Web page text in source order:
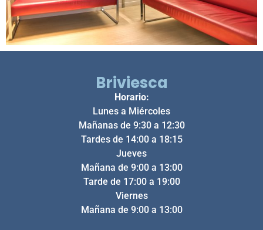
Briviesca
Horario:
Lunes a Miércoles
Mañanas de 9:30 a 12:30
Tardes de 14:00 a 18:15
Jueves
Mañana de 9:00 a 13:00
Tarde de 17:00 a 19:00
Viernes
Mañana de 9:00 a 13:00